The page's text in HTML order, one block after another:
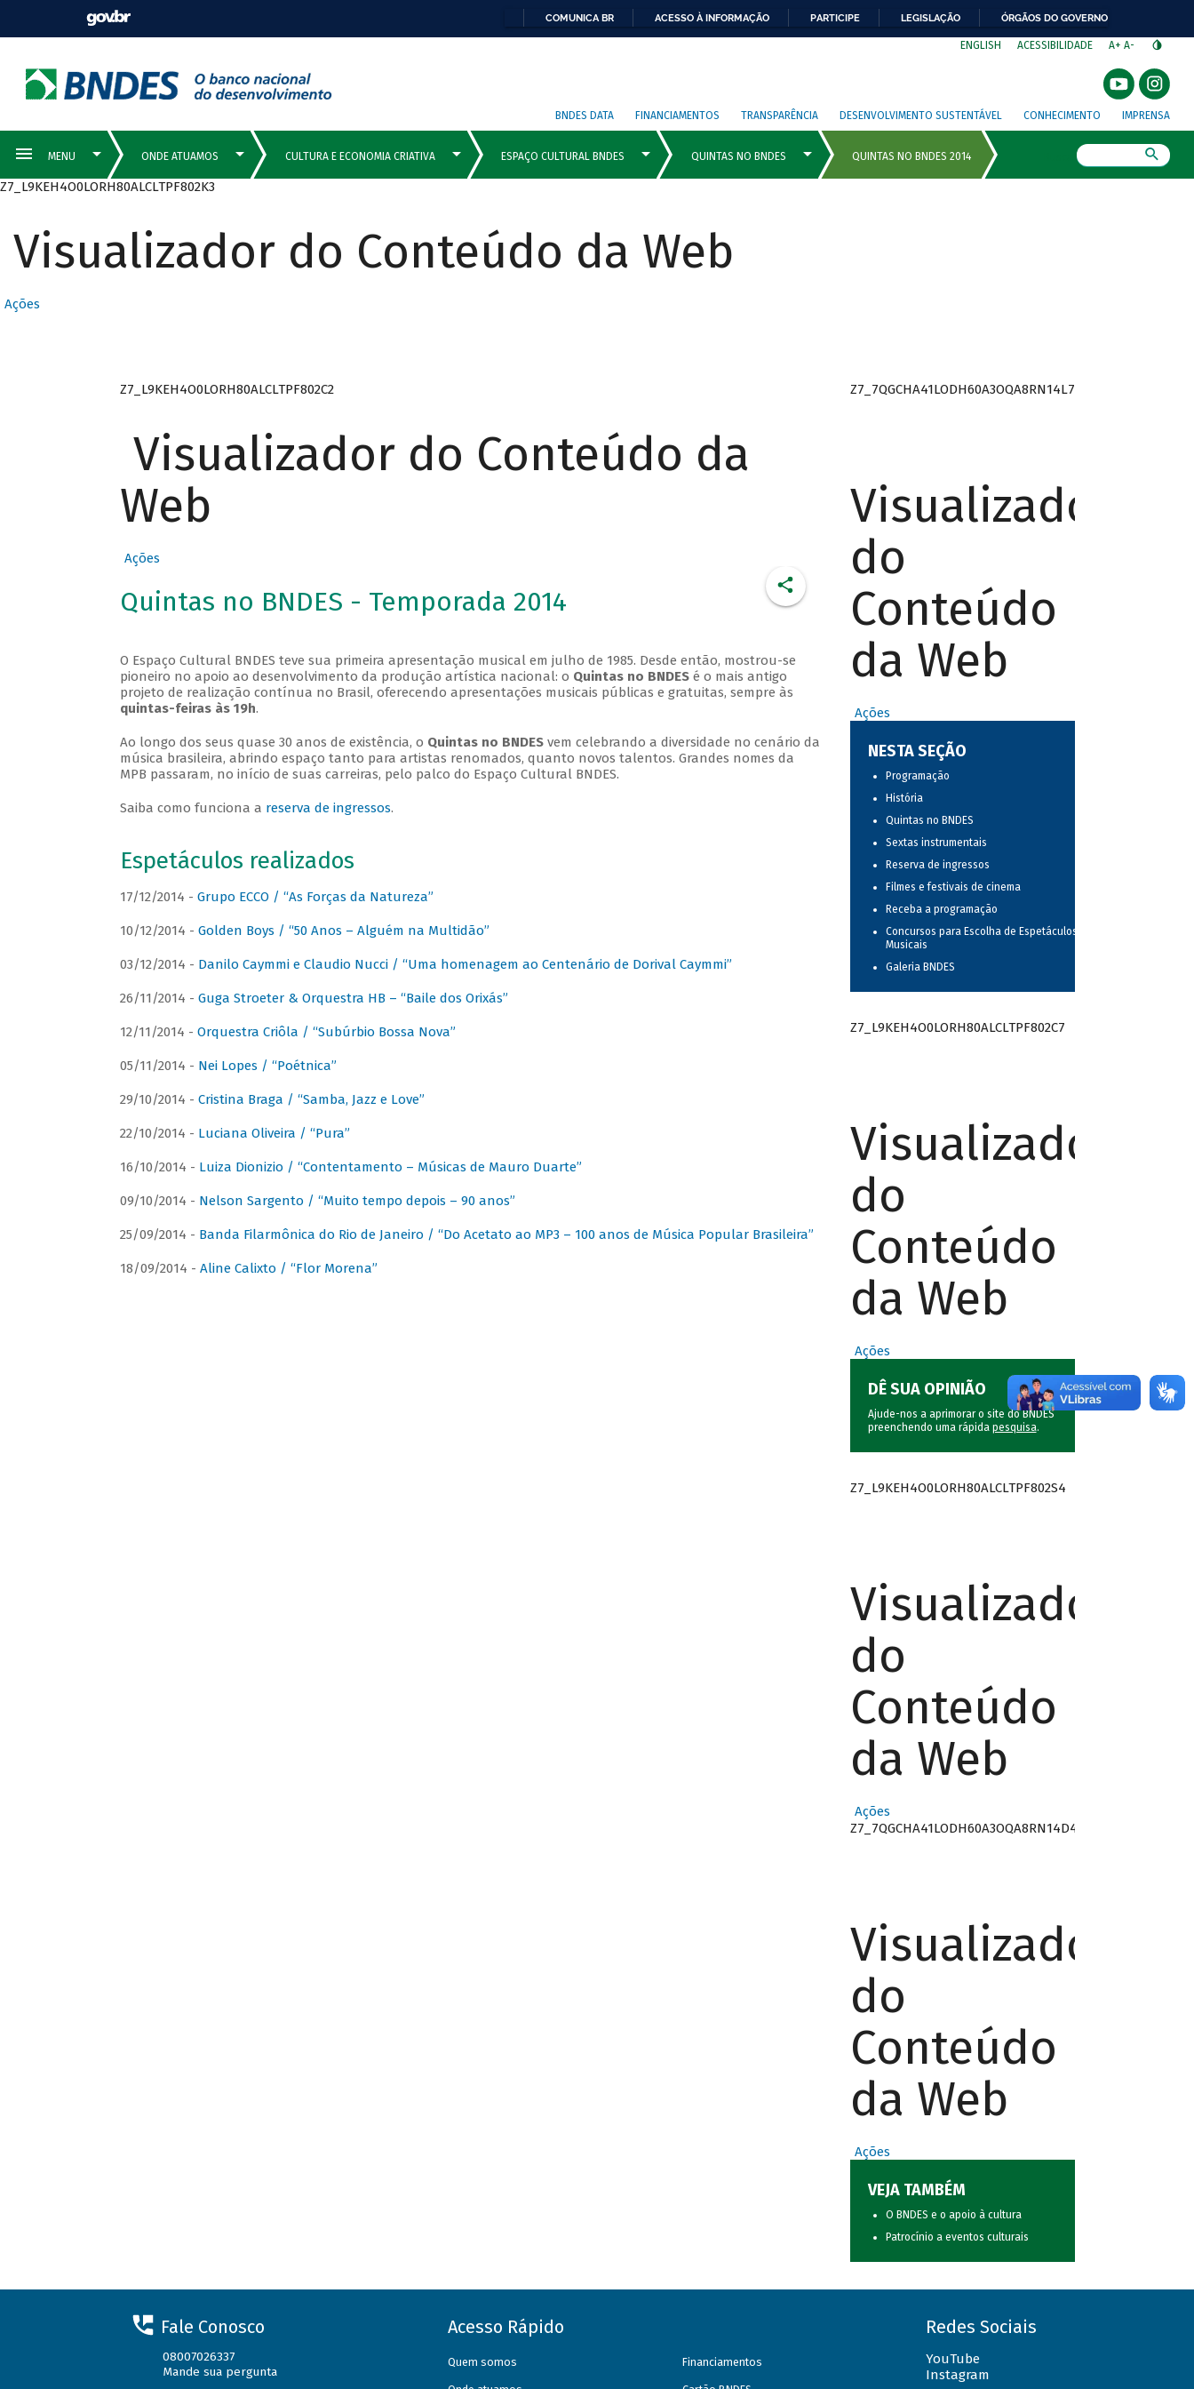
COMUNICA BR ACESSO À INFORMAÇÃO PARTICIPE LEGISLAÇÃO ÓRGÃOS DO GOVERNO
ENGLISH ACESSIBILIDADE A+ A-
BNDES DATA FINANCIAMENTOS TRANSPARÊNCIA DESENVOLVIMENTO SUSTENTÁVEL CONHECIMENTO IMPRENSA
Z7_L9KEH4O0LORH80ALCLTPF802K3
Visualizador do Conteúdo da Web
Ações
Z7_L9KEH4O0LORH80ALCLTPF802C2
Visualizador do Conteúdo da
Web
Ações
Quintas no BNDES - Temporada 2014
O Espaço Cultural BNDES teve sua primeira apresentação musical em julho de 1985. Desde então, mostrou-se
pioneiro no apoio ao desenvolvimento da produção artística nacional: o Quintas no BNDESé o mais antigo
projeto de realização contínua no Brasil, oferecendo apresentações musicais públicas e gratuitas, sempre às
quintas-feiras às 19h.
Ao longo dos seus quase 30 anos de existência, o Quintas no BNDESvem celebrando a diversidade no cenário da
música brasileira, abrindo espaço tanto para artistas renomados, quanto novos talentos. Grandes nomes da
MPB passaram, no início de suas carreiras, pelo palco do Espaço Cultural BNDES.
Saiba como funciona a reserva de ingressos.
Espetáculos realizados
17/12/2014 - Grupo ECCO / “As Forças da Natureza”
10/12/2014 - Golden Boys / “50 Anos – Alguém na Multidão”
03/12/2014 - Danilo Caymmi e Claudio Nucci / “Uma homenagem ao Centenário de Dorival Caymmi”
26/11/2014 - Guga Stroeter & Orquestra HB – “Baile dos Orixás”
12/11/2014 - Orquestra Criôla / “Subúrbio Bossa Nova”
05/11/2014 - Nei Lopes / “Poétnica”
29/10/2014 - Cristina Braga / “Samba, Jazz e Love”
22/10/2014 - Luciana Oliveira / “Pura”
16/10/2014 - Luiza Dionizio / “Contentamento – Músicas de Mauro Duarte”
09/10/2014 - Nelson Sargento / “Muito tempo depois – 90 anos”
25/09/2014 - Banda Filarmônica do Rio de Janeiro / “Do Acetato ao MP3 – 100 anos de Música Popular Brasileira”
18/09/2014 - Aline Calixto / “Flor Morena”
Z7_7QGCHA41LODH60A3OQA8RN14L7
Visualizador
do
Conteúdo
da Web
Ações
NESTA SEÇÃO
Programação
História
Quintas no BNDES
Sextas instrumentais
Reserva de ingressos
Filmes e festivais de cinema
Receba a programação
Concursos para Escolha de Espetáculos
Musicais
Galeria BNDES
Z7_L9KEH4O0LORH80ALCLTPF802C7
Visualizador
do
Conteúdo
da Web
Ações
DÊ SUA OPINIÃO
Ajude-nos a aprimorar o site do BNDES
preenchendo uma rápida pesquisa.
Z7_L9KEH4O0LORH80ALCLTPF802S4
Visualizador
do
Conteúdo
da Web
Ações
Z7_7QGCHA41LODH60A3OQA8RN14D4
Visualizador
do
Conteúdo
da Web
Ações
VEJA TAMBÉM
O BNDES e o apoio à cultura
Patrocínio a eventos culturais
Fale Conosco
08007026337
Mande sua pergunta
Acesso Rápido
Quem somos Financiamentos
Redes Sociais
YouTube
Instagram